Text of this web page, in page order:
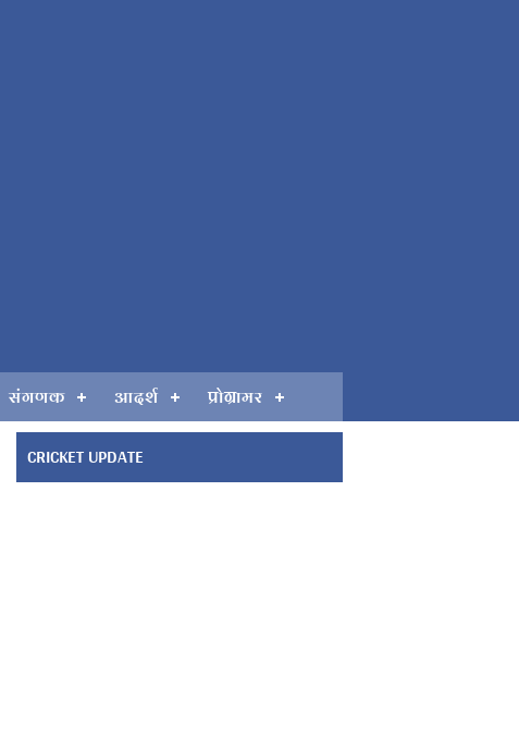
संगणक आदर्श प्रोग्रामर
CRICKET UPDATE